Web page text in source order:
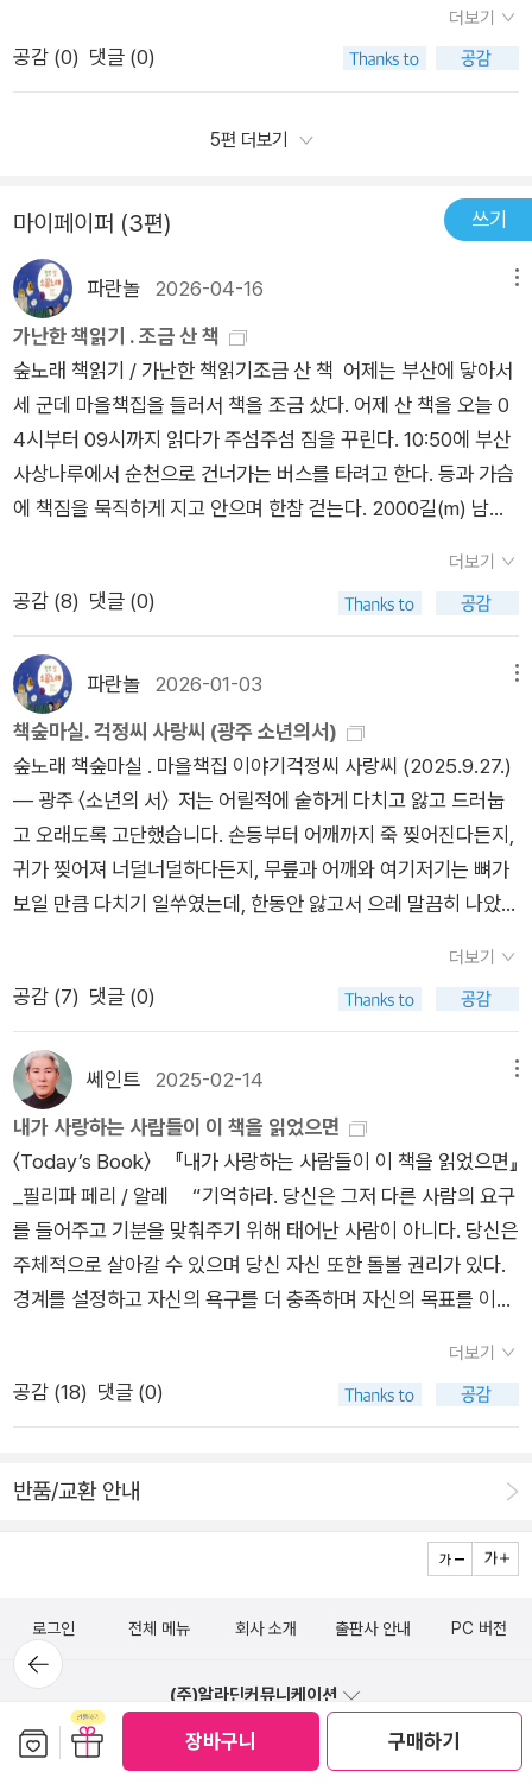
장바구니 구매하기
#인간관계 #심리학책#서평단 #도서협찬< 알레 출판사에서 도
를 읽다가 불현듯 스쳤다. 저자는 어떻게 사랑하고, 갈등을 어떻
게 대처하는지 짚어보면서 불편한 상황에서 벗어나는 방법을 소
개하는 동시에 내면의 평화를 얻고, 자신만의 삶의 의미를 발견해
나갈 것을 당부한다. 아울러 관계는 나 혼자만 만들어가는 것이
었으면》을 읽기를 권한다고 말한다. 타인과의 관계에서 문제가
생겼을 때는, 나의 감정을 살펴보고, 어떤 지점에서 갈등이 생겼
는지는 짚어봐야 한다. 누군가가 불편함을 참고 한 사람에게 맞추
다 보면 언제 가는 불만이 수면 위로 나올 수밖에 없기 때문이다.
그러나 자기주장은 하되, 누가 옳고 그른지 시시비비를 가리기보
다는 남 탓을 하기 전에 나를 돌아보고, 상대방이 어떤 우선순위
로 문제를 대처하는지 파악한다면 문제 해결이 조금은 쉬워지지
않을까.만일 관계에 불화가 생겼을 때 원만한 해결점을 찾기보다
상대를 이기고 싶은 마음이 크다면 그 사람이 정말 내게 소중한
사람인지 곰곰이 생각해 봐야 할지도.
어떤 사람이 되어야 한다처럼 사회로부터 강요받는 모습이 아닌,
나를 있는 그대로의 모습을 드러낼 수 있고, 어떤 사람이 될 수 있
있었는데요. 그때 선생님께서 제게 하셨던 조언과도 유사한 부분
존감이 낮아지는 것이라 생각했던 것과는 달리, 저는 제 자신이
가진 고유의 색을 내려놓은 채로 타인이 저에게 바라는 모습의 그
틀에 제 자신을 끼워 맞추려 하다 보니 제가 원하지 않았던 일도
억지로 하게 되고, 억지로 하게 되다 보니 일의 능률은 당연히 떨
어질 수밖에 없었고, 그 상황들이 계속해서 악순환이 되면서 스트
레스를 유발했던 거였어요. 선생님의 말씀처럼, 내가 원하는 것은
무엇이고, 이루고 싶은 것은 무엇이었는지, 그리고 내가 일을 통
해 성취하고 싶은 목표는 어떤 것인가 등등 스스로에 대한 질문을
던져보면서 제 자신을 이해하다 보니 점차 제 삶에서도 즐거움을
는 용기를 만들어주었거든요.그러니, 지금 당장 마음이 힘들다고
해서 나 자신을 내려놓기보다는, 나의 내면의 소리에 조금 더 귀
기울이면서 나에 대해 알아갈 수 있는 시간도 적절하게 필요한 것
이라 생각이 됩니다.
건 아니라고본다. 그런데 정작 그 사람들 중 당신의 인생을 좀먹
는 사람들을 구별해 내는 것은 현실적으로 매우 어려운 문제다.
나뿐만 아니라 다른 사람들도 이런 구별할 능력을 갖추고 싶은 건
마찬가지일 것이다. 항상 자신의 말이 옳다는 배우자나 애인, 나
귀를 닫은 상사, 미묘한 차별적 언행으로 자신감을 깎아내리며 내
가 딛고 있는 바닥이 땅인지 늪인지조차 혼란스럽게 만들 정도로
교묘한 괴롭힘을 일삼는 사람들때문에 괴로움을 겪고 있는 사람
이라면 이 책이 분명 도움이 될 것이라는 기대감을 가져도 괜찮을
것이라 생각한다. 솔직히 지금도 관계에 있어서 고민하는 사람들
이 분명 있을 것이다. 아마존에서 베스트셀러 1위에 오를 정도로
완성도가 좋은 도서라고 본다. 그리고 어느 것 하나도 놓쳐서는
안 될 내용들이 가득하다. 저자는 우리가 모두 계속해서 성장하는
존재임을 강조하고 있다. 우리는 절대 완성된 상태로 고정되지 않
으며, 다양한 이론과 관점을 살펴보며 특정 시점에서 자신에게 가
장 적합한 방식을 찾아내는 것이 중요하다고 말한다. 이 책에 소
것을 유지하거나 바꿀지 결정하는 데 도움을 준다. 또한, 새로운
행동과 소통 방식을 실천하는 습관을 통해 타인과의 관계가 더욱
행복하고 건강해질 수 있도록 돕는다. 결국, 성급한 진단이나 한
정된 틀에 자신을 가두기보다 스스로를 유연하게 탐구하고 성장
해 나가는 태도가 필요하다고 조언한다. . 당신의 인생을 좀먹는
사람들을 완전히 그리고 원칙적으로 차단해야한다는 건 분명한
사실이자 명제다. 내 삶에서 내 삶을 시끄럽게 하는 사람들은 과
감하게 손절하고, 그 자리에 성공과 행복으로 채우고 끌어들여야
한다. 그렇다면 한결 마음도 가벼워질 것이고, 인간관계로 고민인
더보기
공감 (0) 댓글 (0)
5편 더보기
마이페이퍼 (3편) 쓰기
파란놀 2026-04-16
가난한 책읽기 . 조금 산 책
숲노래 책읽기 / 가난한 책읽기조금 산 책 어제는 부산에 닿아서
세 군데 마을책집을 들러서 책을 조금 샀다. 어제 산 책을 오늘 0
4시부터 09시까지 읽다가 주섬주섬 짐을 꾸린다. 10:50에 부산
사상나루에서 순천으로 건너가는 버스를 타려고 한다. 등과 가슴
에 책짐을 묵직하게 지고 안으며 한참 걷는다. 2000길(m) 남짓
르 돈다. 살짝 땀방울이 돋고, 등허리랑 팔뚝이 조금 결린다. 밖으
로 나오니 햇볕이 뜨끈하고 햇살이 눈부시고 햇빛이 환하다. 맞이
닥과 발가락을 천천히 푼다. 어깨를 토닥이고 옆구리를 주무른다.
목과 머리를 꾹꾹 누르고, 눈 언저리도 살살 꼬집는다. 이제 순천
버스가 들어온다. 짐칸에 싣고서 버스일꾼한테 꾸벅 허리를 숙인
다. 자리에 앉는다. 가늘게 한숨이 나온다. 여기까지 잘 날랐다.
시외버스 짐칸에 톡 실은 짐은 아늑히 쉬겠지. 나도 글붓짐하고
책 석 자락만 챙겼다. 그런데 첫 책을 펼치려 하니 바로 졸립다.
앉자마자 졸린 셈인가. 책을 좀더 읽고, 노래도 한두 꼭지 새로 쓰
고, 하루글도 몇 쪽 쓰려고 했는데, 머리끝부터 발끝까지 졸음꽃
이 흐드러진다. 아, 아, 아, 왼손에 쥔 책을 옆으로 밀친다. 오른손
에 쥔 붓을 제자리에 꽂는다. 왼손을 명치에 대고, 오른손을 배에
댄다. 두 손으로 속을 포근히 토닥이면서 숨부터 돌리자. 한숨 자
고 나서 뭘 하든지 하자. 까무룩 꿈길로 가려는데 손전화가 덜덜
덜 춤춘다. 이웃님이 물어볼 말이 있다고 하신다. 가만히 듣고 들
려준다. 다시 눈을 감는데 어느새 졸음꽃이 모두 졌다. 그런가?
그렇다면 무엇부터 할까. 노래부터 한 꼭지 쓴다. 하루글을 두 꼭
지 쓴다. 책을 한 자락 읽는다. 책을 한 자락 더 읽는다. 새로 쓸 노
래 한 꼭지는 밑틀만 짚어 놓는다. 하루글을 한 꼭지 더 쓴다. 석
자락째 책을 쥐다가 덮는다. 이제 순천에 닿는구나. 순천에 닿아
서 고흥 가는 종이를 끊는다. 바로 옆에 선 고흥버스에 짐을 싣는
노래를 듣는데 눈금을 둘 키운다. 아까 읽다가 덮은 《학교는 죽었
그야말로 새롭다. “School is Dead.” 이 책이 이웃나라에서 처
음 나올 때뿐 아니라, 한글판이 처음 나온 1982해에도, 또 올해 2
026해에도, 아직 우리나라는 “배움터가 죽었다”고 할 수밖에 없
에서 스스로 살림길을 익히며 배움길을 걷는 아이’한테는 이 나라
가 1원조차 내주지 않는다. 그러나 우리집은 꼬박꼬박 낛(세금)을
다 낸다. 두 아이는 어린이집도 안 다녔기에, ‘아동장려금’하고 먼
채로 지냈다. 한때에는 우리집 아이들처럼 집에서 스스로 배우는
더보기
공감 (8) 댓글 (0)
파란놀 2026-01-03
책숲마실. 걱정씨 사랑씨 (광주 소년의서)
숲노래 책숲마실 . 마을책집 이야기걱정씨 사랑씨 (2025.9.27.)
― 광주 〈소년의 서〉 저는 어릴적에 숱하게 다치고 앓고 드러눕
고 오래도록 고단했습니다. 손등부터 어깨까지 죽 찢어진다든지,
귀가 찢어져 너덜너덜하다든지, 무릎과 어깨와 여기저기는 뼈가
보일 만큼 다치기 일쑤였는데, 한동안 앓고서 으레 말끔히 나았습
일어서더군요. 아이가 다칠 적에는 어버이로서 가슴이 철렁합니
다. 작게 다쳐도 크게 다쳐도 걱정하기 쉽습니다. 그러나 온누리
면 그제서야 “아, 이때에는 나도 걱정해야 하는구나?” 하고 받아
들입니다. 어버이가 “그래, 그래, 푹 자고 쉬렴. 곧 낫는단다.” 하
고 웃으면, 아이도 “응, 푹 자고 일어날게.” 하고 말하면서 시나브
로 깨어나요. 아프거나 다치거나 앓는 아이를 곁에 두면서 걱정
을 안 하거나 눈물을 안 보이기란 몹시 어려울 만합니다. 그리고,
아이 눈을 가만히 마주하면서 빙그레 웃고 오롯이 사랑이라는 빛
을 주고받기란 아주 쉬울 만합니다. 아이를 걱정할 수 있되, 아이
를 사랑할 수 있는 줄 알아차려야지 싶습니다. 아이는 늘 어버이
를 일깨우는 하루를 살아내요. 아이는 언제나 어버이를 사랑으로
이끄는 길동무입니다. 저녁에 〈책읽는 ACC〉를 마치고서 〈소년
의 서〉로 찾아갑니다. 하루를 묵는 길손집하고 가깝습니다. 오늘
야기꽃을 편다고 합니다. 밤빛을 헤아리며 이야기를 듣는데, 이미
게 펴기보다는, 이 책을 읽은 이웃은 무엇이 궁금할는지 듣고서
아가씨였고, 아이를 돌보는 아줌마가 되다가, 이웃 모든 아이를
품는 할머니가 되었습니다. 저잣길에서 장사를 한 분도 으레 아가
씨·아줌마·할머니입니다. 이 나라는 ‘여교사·남교사’처럼 금긋기
를 좋아하지만, 우리는 ‘여사장·남사장’이 아닌 ‘살림지기’를 바라
보아야지 싶어요. 그저 어깨동무하며 ‘아줌마·아저씨’에 ‘할매·할
더보기
공감 (7) 댓글 (0)
쎄인트 2025-02-14
내가 사랑하는 사람들이 이 책을 읽었으면
〈Today’s Book〉 『내가 사랑하는 사람들이 이 책을 읽었으면』
_필리파 페리 / 알레 “기억하라. 당신은 그저 다른 사람의 요구
를 들어주고 기분을 맞춰주기 위해 태어난 사람이 아니다. 당신은
주체적으로 살아갈 수 있으며 당신 자신 또한 돌볼 권리가 있다.
경계를 설정하고 자신의 욕구를 더 충족하며 자신의 목표를 이루
들도 따라 변화하며 당신을 사랑하고 존중하는 법을 배울 수 있
다. 다른 사람의 허락 없이도 내가 원하는 삶을 살도록 스스로 허
고 진정성 있게 발전하는 모습을 볼 수 있을 것이다.” (P. 82~8
가족을 비롯해서 친구, 애인, 직장 동료나 아래위 인물들이 나에
트셀러 작가이자 심리치료사로 소개되는 저자 필리파 페리는 이
책에서 ‘관계를 관리 할 수 있는 방법’을 이야기한다. ‘관계에 따
르는 어려움’에 대한 처방을 내려준다. 타인과의 관계를 맺는 데
있어 무엇보다도 나와 타인 사이의 경계(벽이 아닌 추상적 거리
더보기
공감 (18) 댓글 (0)
반품/교환 안내
뒤로가
기
로그인 전체 메뉴 회사 소개 출판사 안내 PC 버전
(주)알라딘커뮤니케이션
일반문의 (발신자 부담) 1544-2514